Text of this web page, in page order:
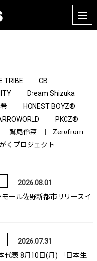
TRIBE
CB
Dream Shizuka
HONEST BOYZ®
PKCZ®
鷲尾伶菜
Zerofrom
くプロジェクト
2026.08.01
モール佐野新都市リリースイ
2026.07.31
代表 8月10日(月) 「日本生